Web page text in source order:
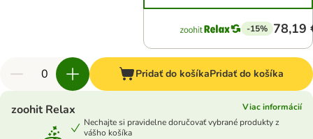
-15% 78,19
Pridať do košíkaPridať do košíka
zoohit Relax
Viac informácií
Nechajte si pravidelne doručovať vybrané produkty z
vášho košíka